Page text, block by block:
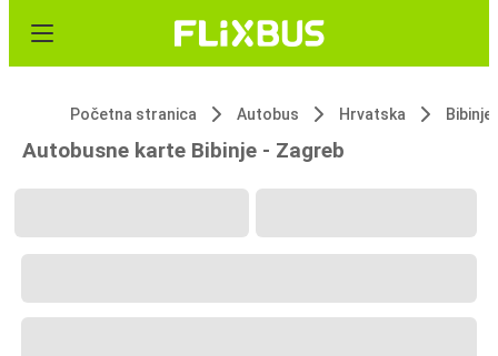
Početna stranica Autobus Hrvatska Bibinje
Autobusne karte Bibinje - Zagreb